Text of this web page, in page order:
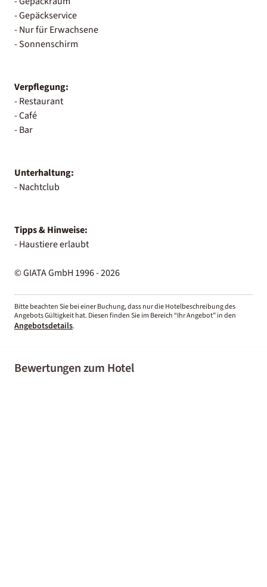
- Gepäckservice
- Nur für Erwachsene
- Sonnenschirm
Verpflegung:
- Restaurant
- Café
- Bar
Unterhaltung:
- Nachtclub
Tipps & Hinweise:
- Haustiere erlaubt
© GIATA GmbH 1996 - 2026
Bitte beachten Sie bei einer Buchung, dass nur die Hotelbeschreibung des
Angebots Gültigkeit hat. Diesen finden Sie im Bereich “Ihr Angebot” in den
Angebotsdetails.
Bewertungen zum Hotel